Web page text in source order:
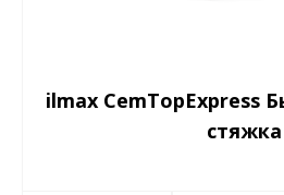
ilmax CemTopExpress
стяжка